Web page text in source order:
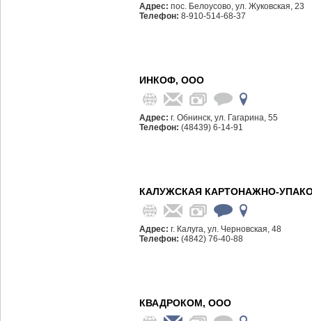
Адрес: пос. Белоусово, ул. Жуковская, 23
Телефон: 8-910-514-68-37
ИНКОФ, ООО
Адрес: г. Обнинск, ул. Гагарина, 55
Телефон: (48439) 6-14-91
КАЛУЖСКАЯ КАРТОНАЖНО-
Адрес: г. Калуга, ул. Черновская, 48
Телефон: (4842) 76-40-88
КВАДРОКОМ, ООО